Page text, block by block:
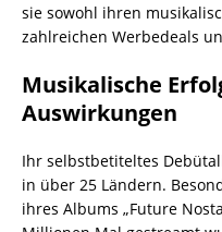
sie sowohl ihren
zahlreichen Werbedeals
Musikalische
Auswirkungen
Ihr selbstbetiteltes
in über 25 Ländern.
ihres Albums „Future